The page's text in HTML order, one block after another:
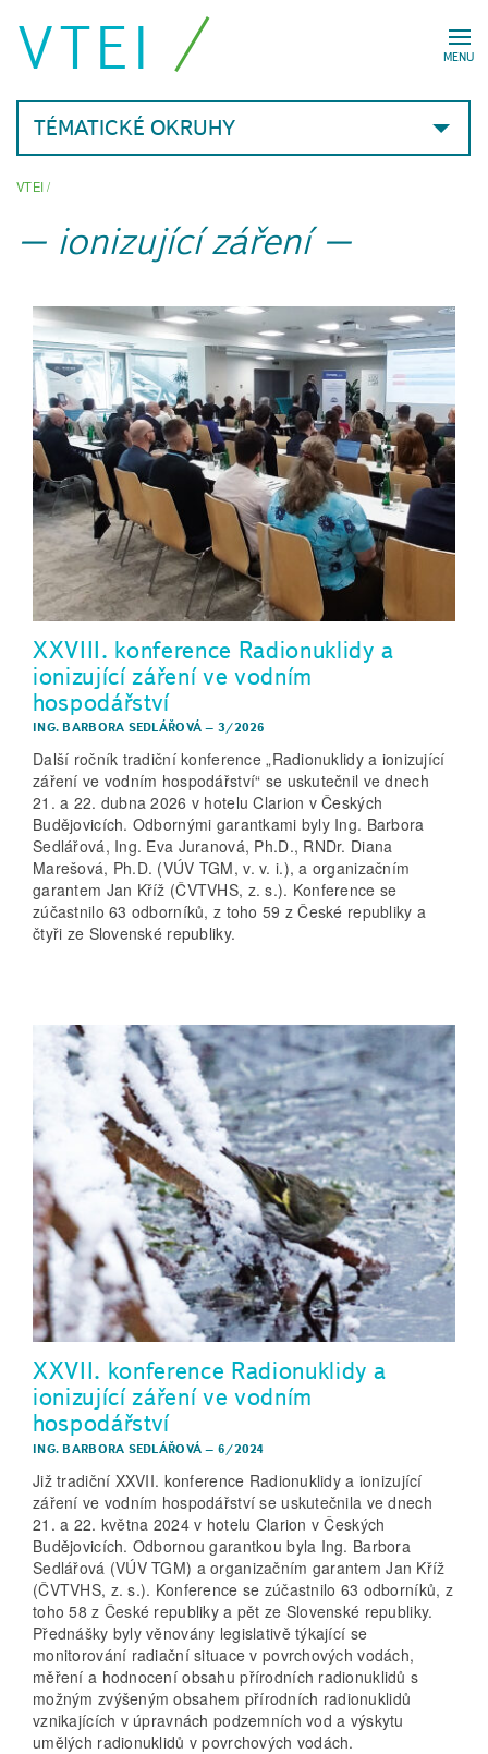
MENU
VTEI
TÉMATICKÉ OKRUHY
VTEI/
ionizující záření
XXVIII. konference Radionuklidy a
ionizující záření ve vodním
hospodářství
ING. BARBORA SEDLÁŘOVÁ –3/2026
Další ročník tradiční konference „Radionuklidy a ionizující
záření ve vodním hospodářství“ se uskutečnil ve dnech
21. a 22. dubna 2026 v hotelu Clarion v Českých
Budějovicích. Odbornými garantkami byly Ing. Barbora
Sedlářová, Ing. Eva Juranová, Ph.D., RNDr. Diana
Marešová, Ph.D. (VÚV TGM, v. v. i.), a organizačním
garantem Jan Kříž (ČVTVHS, z. s.). Konference se
zúčastnilo 63 odborníků, z toho 59 z České republiky a
čtyři ze Slovenské republiky.
XXVII. konference Radionuklidy a
ionizující záření ve vodním
hospodářství
ING. BARBORA SEDLÁŘOVÁ –6/2024
Již tradiční XXVII. konference Radionuklidy a ionizující
záření ve vodním hospodářství se uskutečnila ve dnech
21. a 22. května 2024 v hotelu Clarion v Českých
Budějovicích. Odbornou garantkou byla Ing. Barbora
Sedlářová (VÚV TGM) a organizačním garantem Jan Kříž
(ČVTVHS, z. s.). Konference se zúčastnilo 63 odborníků, z
toho 58 z České republiky a pět ze Slovenské republiky.
Přednášky byly věnovány legislativě týkající se
monitorování radiační situace v povrchových vodách,
měření a hodnocení obsahu přírodních radionuklidů s
možným zvýšeným obsahem přírodních radionuklidů
vznikajících v úpravnách podzemních vod a výskytu
umělých radionuklidů v povrchových vodách.